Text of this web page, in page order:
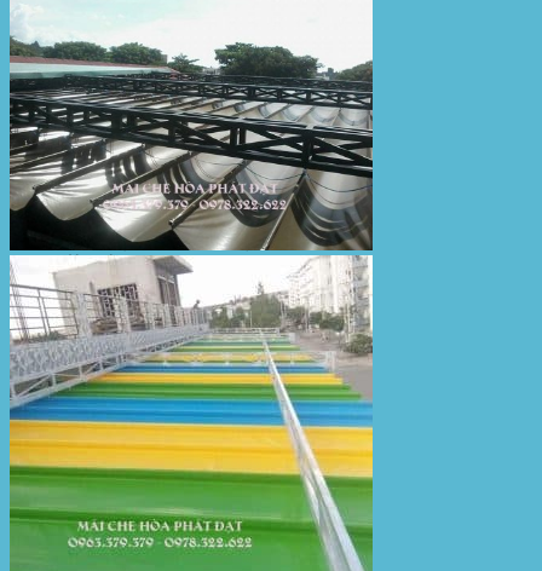
Thi Công Mái Xếp Bình Dương
Thi Công Mái Xếp Biên Hòa
Tin tức
Hoạt động
May bạt mái che
Thi công bạt lót lồ
Thay bạt áo dù
Thay bạt mái che
Thi công mái tôn
Tuyển Dụng Hòa Phát Đạt
Liên hệ Hòa Phát Đạt
Tìm
kiếm: